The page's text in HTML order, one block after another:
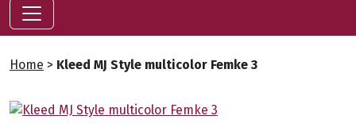
Home > Kleed MJ Style multicolor Femke 3